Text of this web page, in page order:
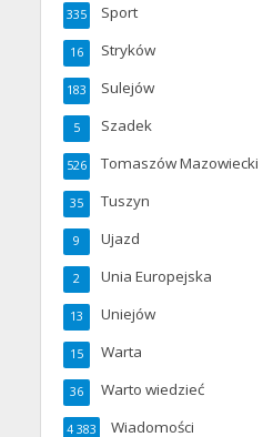
Sport
335
Stryków
16
Sulejów
183
Szadek
5
Tomaszów Mazowiecki
526
Tuszyn
35
Ujazd
9
Unia Europejska
2
Uniejów
13
Warta
15
Warto wiedzieć
36
Wiadomości
4 383